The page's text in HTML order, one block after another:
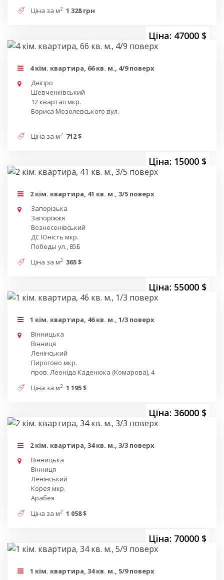
Ціна за м2 1 328 грн
Ціна: 47000 $
4 кім. квартира, 66 кв. м., 4/9 поверх
Дніпро
Шевченківський
12 квартал мкр.
Бориса Мозолевського вул.
Ціна за м2 712 $
Ціна: 15000 $
2 кім. квартира, 41 кв. м., 3/5 поверх
Запорізька
Запоріжжя
Вознесенівський
ДС Юність мкр.
Победы ул., 85Б
Ціна за м2 365 $
Ціна: 55000 $
1 кім. квартира, 46 кв. м., 1/3 поверх
Вінницька
Вінниця
Ленінський
Пирогово мкр.
пров. Леоніда Каденюка (Комарова), 4
Ціна за м2 1 195 $
Ціна: 36000 $
2 кім. квартира, 34 кв. м., 3/3 поверх
Вінницька
Вінниця
Ленінський
Корея мкр.
Арабея
Ціна за м2 1 058 $
Ціна: 70000 $
1 кім. квартира, 34 кв. м., 5/9 поверх